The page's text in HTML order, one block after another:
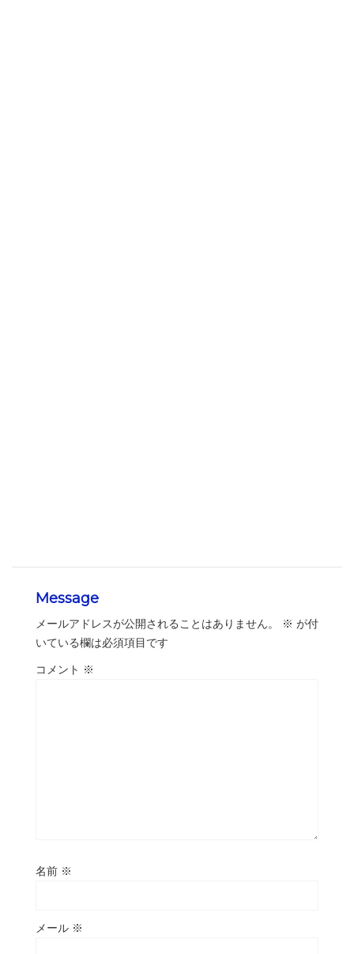
Message
メールアドレスが公開されることはありません。 ※ が付
いている欄は必須項目です
コメント ※
名前 ※
メール ※